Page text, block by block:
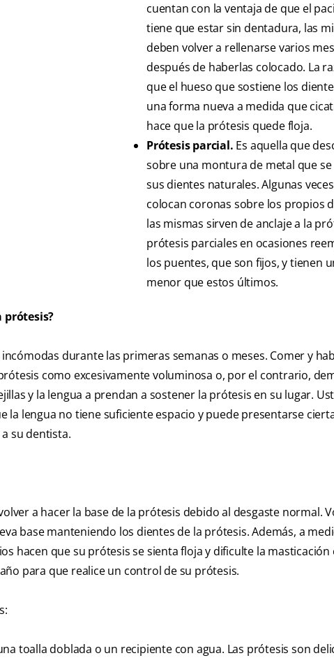
cuentan con la ventaja de que el
tiene que estar sin dentadura, las
deben volver a rellenarse varios
después de haberlas colocado. La
que el hueso que sostiene los
una forma nueva a medida que
hace que la prótesis quede floja.
Prótesis parcial. Es aquella que
sobre una montura de metal que se
sus dientes naturales. Algunas
colocan coronas sobre los propios
las mismas sirven de anclaje a la
prótesis parciales en ocasiones
los puentes, que son fijos, y tienen
menor que estos últimos.
prótesis?
durante las primeras semanas o meses. Comer y
como excesivamente voluminosa o, por el contrario,
y la lengua a prendan a sostener la prótesis en su lugar.
la lengua no tiene suficiente espacio y puede presentarse
su dentista.
a hacer la base de la prótesis debido al desgaste normal.
base manteniendo los dientes de la prótesis. Además, a
hacen que su prótesis se sienta floja y dificulte la
para que realice un control de su prótesis.
toalla doblada o un recipiente con agua. Las prótesis son